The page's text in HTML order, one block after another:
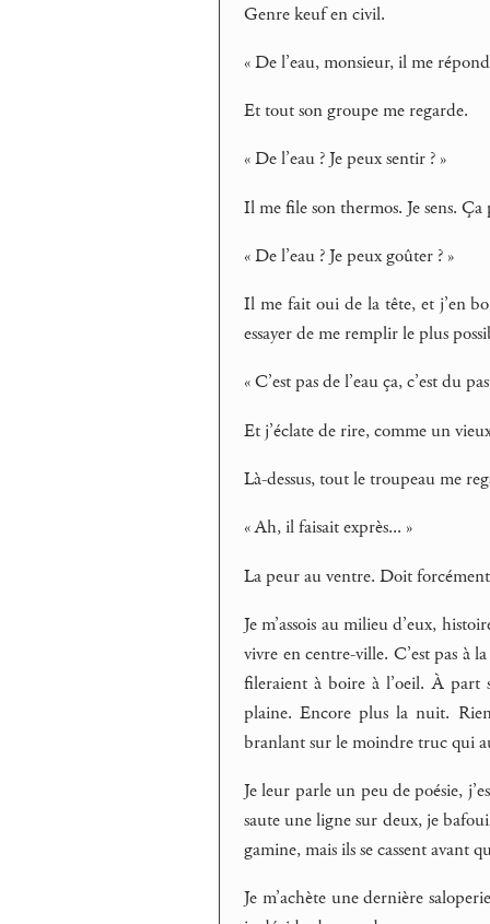
Genre keuf en civil.
« De l’eau, monsieur, il me
Et tout son groupe me regarde.
« De l’eau ? Je peux sentir ? »
Il me file son thermos. Je sens. Ça
« De l’eau ? Je peux goûter ? »
Il me fait oui de la tête, et j’en
essayer de me remplir le plus
« C’est pas de l’eau ça, c’est du
Et j’éclate de rire, comme un
Là-dessus, tout le troupeau me
« Ah, il faisait exprès... »
La peur au ventre. Doit
Je m’assois au milieu d’eux,
vivre en centre-ville. C’est pas à
fileraient à boire à l’oeil. À part
plaine. Encore plus la nuit.
branlant sur le moindre truc qui
Je leur parle un peu de poésie,
saute une ligne sur deux, je
gamine, mais ils se cassent avant
Je m’achète une dernière